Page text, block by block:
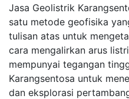
Jasa Geolistrik
satu metode geofisika
tulisan atas untuk
cara mengalirkan arus
mempunyai tegangan
Karangsentosa untuk
dan eksplorasi